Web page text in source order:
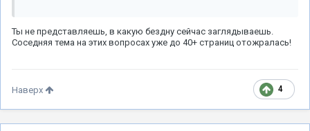
Ты не представляешь, в какую бездну сейчас заглядываешь.
Соседняя тема на этих вопросах уже до 40+ страниц отожралась!
4
Наверх